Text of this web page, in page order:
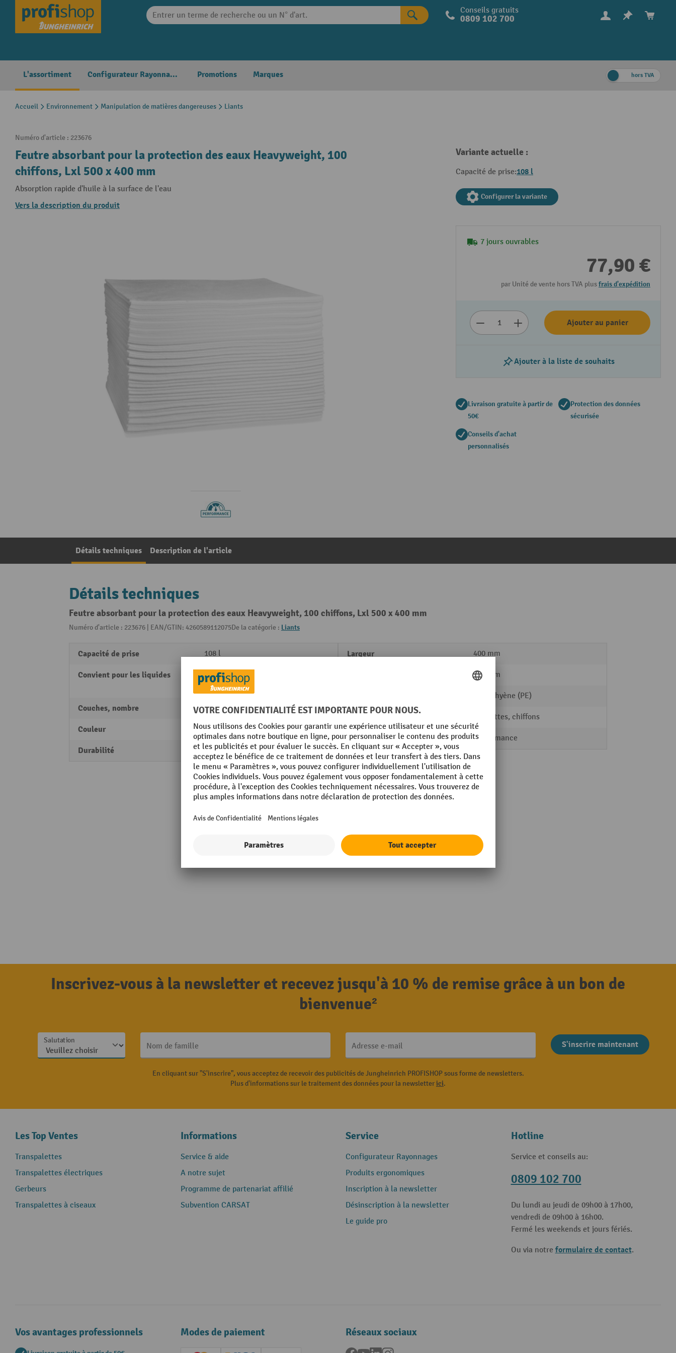
Skip to main navigation Conseils gratuits
0809 102 700
L'assortiment Configurateur Rayonnages Promotions Marques hors TVA
Accueil Environnement Manipulation de matières dangereuses Liants
Numéro d'article : 223676
Feutre absorbant pour la protection des eaux Heavyweight, 100
chiffons, Lxl 500 x 400 mm
Absorption rapide d'huile à la surface de l'eau
Vers la description du produit
Variante actuelle :
Capacité de prise:108 l
Configurer la variante
7 jours ouvrables
77,90 €
par Unité de vente hors TVA plusfrais d'expédition
Ajouter au panier
Ajouter à la liste de souhaits
Livraison gratuite à partir de
50€
Protection des données
sécurisée
Conseils d'achat
personnalisés
Détails techniques Description de l'article
Détails techniques
Feutre absorbant pour la protection des eaux Heavyweight, 100 chiffons, Lxl 500 x 400 mm
Numéro d'article : 223676 | EAN/GTIN: 4260589112075De la catégorie : Liants
Capacité de prise 108 l
Convient pour les liquides
Combustibles
Huile
Couches, nombre 1 épaisseur
Couleur blanc
Durabilité grande résistance
Largeur 400 mm
500 mm
Polyéthyène (PE)
Serviettes, chiffons
Rubrique Performance
Inscrivez-vous à la newsletter et recevez jusqu'à 10 % de remise grâce à un bon de
bienvenue²
Salutation
Nom de famille Adresse e-mail S'inscrire maintenant
En cliquant sur "S'inscrire", vous acceptez de recevoir des publicités de Jungheinrich PROFISHOP sous forme de newsletters.
Plus d'informations sur le traitement des données pour la newsletterici.
Les Top Ventes
Transpalettes
Transpalettes électriques
Gerbeurs
Transpalettes à ciseaux
Informations
Service & aide
A notre sujet
Programme de partenariat affilié
Subvention CARSAT
Service
Configurateur Rayonnages
Produits ergonomiques
Inscription à la newsletter
Désinscription à la newsletter
Le guide pro
Hotline
Service et conseils au:
0809 102 700
Du lundi au jeudi de 09h00 à 17h00,
vendredi de 09h00 à 16h00.
Fermé les weekends et jours fériés.
Ou via notre formulaire de contact.
Vos avantages professionnels Modes de paiement Réseaux sociaux